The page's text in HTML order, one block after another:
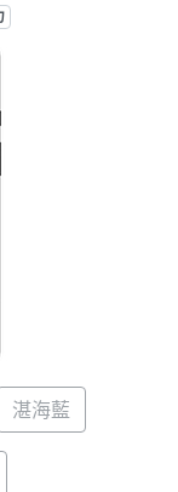
湛海藍